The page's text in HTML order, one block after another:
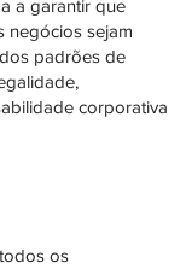
a garantir que
negócios sejam
padrões de
corporativa
os